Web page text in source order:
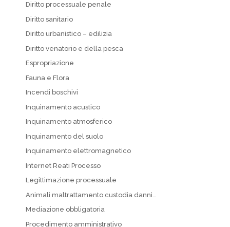
Diritto processuale penale
Diritto sanitario
Diritto urbanistico – edilizia
Diritto venatorio e della pesca
Espropriazione
Fauna e Flora
Incendi boschivi
Inquinamento acustico
Inquinamento atmosferico
Inquinamento del suolo
Inquinamento elettromagnetico
Internet Reati Processo
Legittimazione processuale
Animali maltrattamento custodia danni…
Mediazione obbligatoria
Procedimento amministrativo